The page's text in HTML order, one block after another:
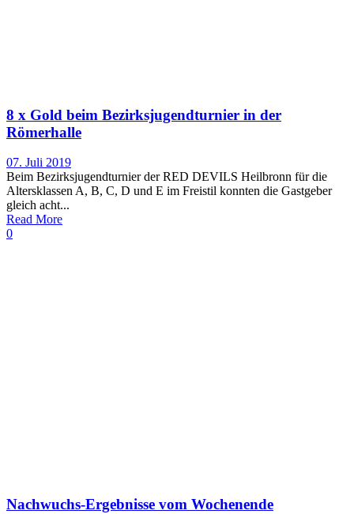
8 x Gold beim Bezirksjugendturnier in der
Römerhalle
07. Juli 2019
Beim Bezirksjugendturnier der RED DEVILS Heilbronn für die
Altersklassen A, B, C, D und E im Freistil konnten die Gastgeber
gleich acht...
Read More
0
Nachwuchs-Ergebnisse vom Wochenende